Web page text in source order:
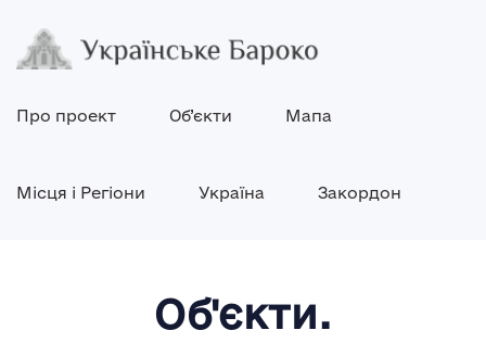
Про проект Об’єкти Мапа
Місця і Регіони Україна Закордон
Об'єкти.